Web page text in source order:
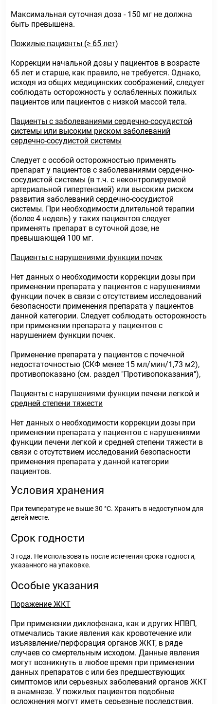
Максимальная суточная доза - 150 мг не должна
быть превышена.
Пожилые пациенты (≥ 65 лет)
Коррекции начальной дозы у пациентов в возрасте
65 лет и старше, как правило, не требуется. Однако,
исходя из общих медицинских соображений, следует
соблюдать осторожность у ослабленных пожилых
пациентов или пациентов с низкой массой тела.
Пациенты с заболеваниями сердечно-сосудистой
системы или высоким риском заболеваний
сердечно-сосудистой системы
Следует с особой осторожностью применять
препарат у пациентов с заболеваниями сердечно-
сосудистой системы (в т.ч. с неконтролируемой
артериальной гипертензией) или высоким риском
развития заболеваний сердечно-сосудистой
системы. При необходимости длительной терапии
(более 4 недель) у таких пациентов следует
применять препарат в суточной дозе, не
превышающей 100 мг.
Пациенты с нарушениями функции почек
Нет данных о необходимости коррекции дозы при
применении препарата у пациентов с нарушениями
функции почек в связи с отсутствием исследований
безопасности применения препарата у пациентов
данной категории. Следует соблюдать осторожность
при применении препарата у пациентов с
нарушением функции почек.
Применение препарата у пациентов с почечной
недостаточностью (СКФ менее 15 мл/мин/1,73 м2),
противопоказано (см. раздел "Противопоказания"),
Пациенты с нарушениями функции печени легкой и
средней степени тяжести
Нет данных о необходимости коррекции дозы при
применении препарата у пациентов с нарушениями
функции печени легкой и средней степени тяжести в
связи с отсутствием исследований безопасности
применения препарата у данной категории
пациентов.
Условия хранения
При температуре не выше 30 °С. Хранить в недоступном для
детей месте.
Срок годности
3 года. Не использовать после истечения срока годности,
указанного на упаковке.
Особые указания
Поражение ЖКТ
При применении диклофенака, как и других НПВП,
отмечались такие явления как кровотечение или
изъязвление/перфорация органов ЖКТ, в ряде
случаев со смертельным исходом. Данные явления
могут возникнуть в любое время при применении
данных препаратов с или без предшествующих
симптомов или серьезных заболеваний органов ЖКТ
в анамнезе. У пожилых пациентов подобные
осложнения могут иметь серьезные последствия.